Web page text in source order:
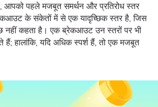
पहले मजबूत समर्थन और प्रतिरोध स्तर
के संकेतों में से एक यादृच्छिक स्तर है, जिस
नहीं कहता है। एक ब्रेकआउट उन स्तरों पर भी
हैं; हालांकि, यदि अधिक स्पर्श हैं, तो एक मजबूत